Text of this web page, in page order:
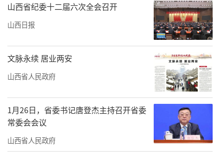
山西省纪委十二届六次全会召开
山西日报
文脉永续 居业两安
山西省人民政府
1月26日，省委书记唐登杰主持召开省委
常委会会议
山西省人民政府